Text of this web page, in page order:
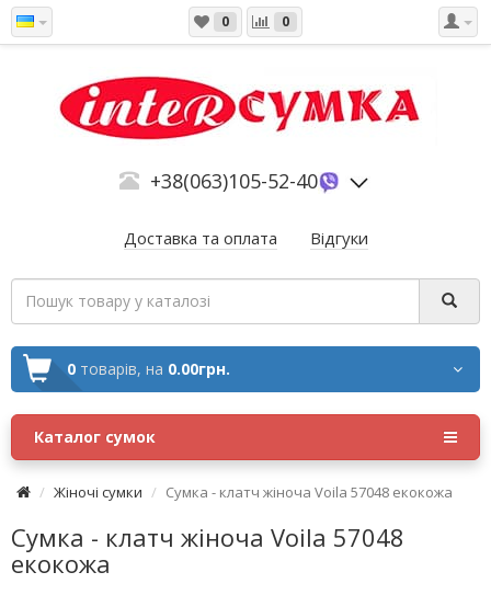
0 0
+38(063)105-52-40
Доставка та оплата Відгуки
0 товарів, на 0.00грн.
Каталог сумок
Жіночі сумки Сумка - клатч жіноча Voila 57048 екокожа
Сумка - клатч жіноча Voila 57048
екокожа